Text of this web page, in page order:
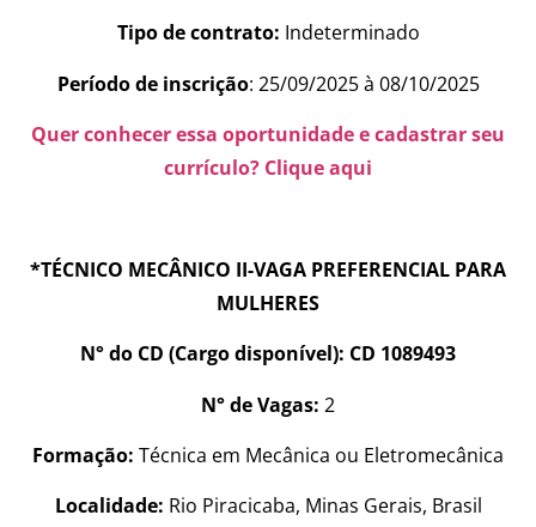
Tipo de contrato: Indeterminado
Período de inscrição: 25/09/2025 à 08/10/2025
Quer conhecer essa oportunidade e cadastrar seu
currículo? Clique aqui
*TÉCNICO MECÂNICO II-VAGA PREFERENCIAL PARA
MULHERES
N° do CD (Cargo disponível): CD 1089493
N° de Vagas: 2
Formação: Técnica em Mecânica ou Eletromecânica
Localidade: Rio Piracicaba, Minas Gerais, Brasil